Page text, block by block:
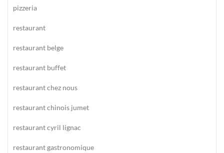
pizzeria
restaurant
restaurant belge
restaurant buffet
restaurant chez nous
restaurant chinois jumet
restaurant cyril lignac
restaurant gastronomique